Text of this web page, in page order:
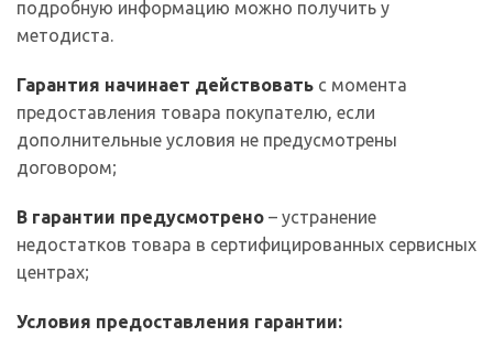
подробную информацию можно получить у
методиста.
Гарантия начинает действовать с момента
предоставления товара покупателю, если
дополнительные условия не предусмотрены
договором;
В гарантии предусмотрено – устранение
недостатков товара в сертифицированных сервисных
центрах;
Условия предоставления гарантии: